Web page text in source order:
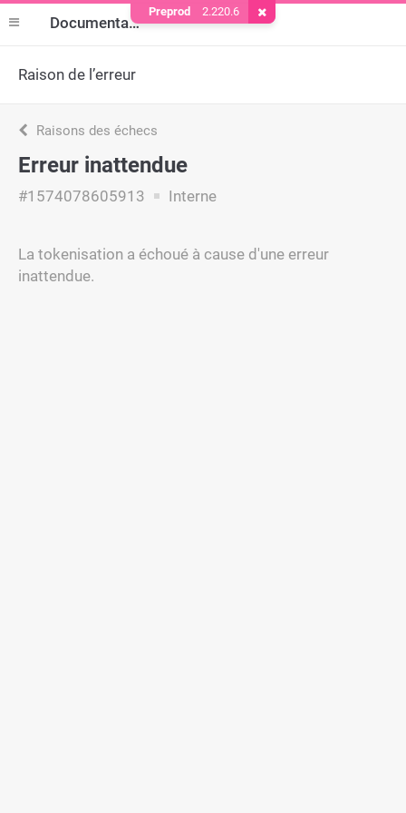
Documentation
Raison de l’erreur
Raisons des échecs
Erreur inattendue
#1574078605913 Interne
La tokenisation a échoué à cause d'une erreur
inattendue.
Preprod 2.220.6 Supprimer le cookie